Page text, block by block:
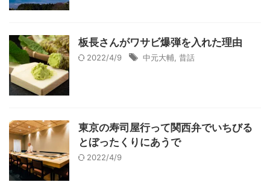
板長さんがワサビ爆弾を入れた理由
2022/4/9 中元大輔 昔話
東京の寿司屋行って関西弁でいちびる
とぼったくりにあうで
2022/4/9